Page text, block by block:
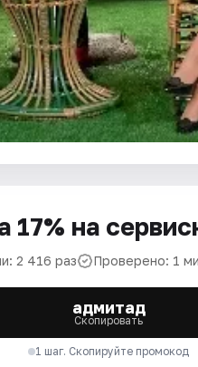
17% на
2 416 раз Проверено: 1
адмитад
Скопировать
1 шаг. Скопируйте промокод